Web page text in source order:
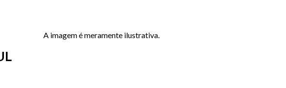
A imagem é meramente ilustrativa.